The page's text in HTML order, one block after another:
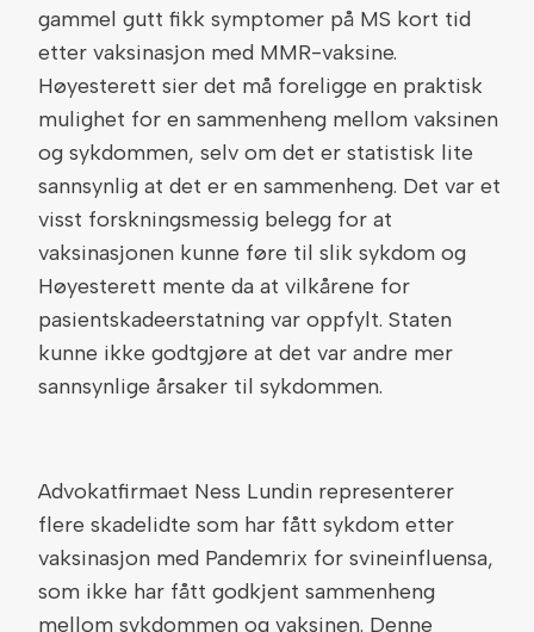
gammel gutt fikk symptomer på MS kort tid
etter vaksinasjon med MMR-vaksine.
Høyesterett sier det må foreligge en praktisk
mulighet for en sammenheng mellom vaksinen
og sykdommen, selv om det er statistisk lite
sannsynlig at det er en sammenheng. Det var et
visst forskningsmessig belegg for at
vaksinasjonen kunne føre til slik sykdom og
Høyesterett mente da at vilkårene for
pasientskadeerstatning var oppfylt. Staten
kunne ikke godtgjøre at det var andre mer
sannsynlige årsaker til sykdommen.
Advokatfirmaet Ness Lundin representerer
flere skadelidte som har fått sykdom etter
vaksinasjon med Pandemrix for svineinfluensa,
som ikke har fått godkjent sammenheng
mellom sykdommen og vaksinen. Denne